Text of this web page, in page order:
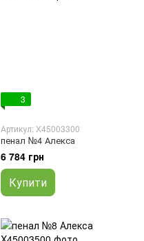
3
Артикул: X45003300
пенал №4 Алекса
6 784 грн
Купити